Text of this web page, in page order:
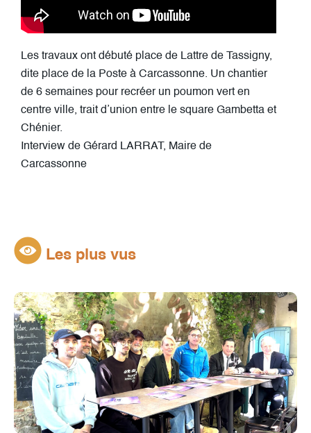
Les travaux ont débuté place de Lattre de Tassigny,
dite place de la Poste à Carcassonne. Un chantier
de 6 semaines pour recréer un poumon vert en
centre ville, trait d’union entre le square Gambetta et
Chénier.
Interview de Gérard LARRAT, Maire de
Carcassonne
Les plus vus